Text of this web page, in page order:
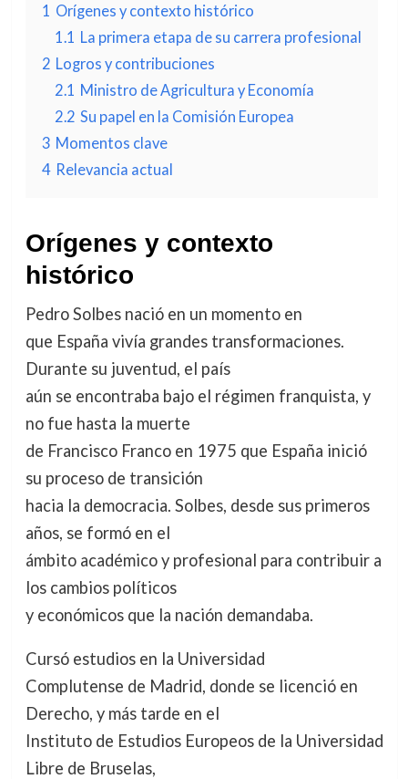
1 Orígenes y contexto histórico
1.1 La primera etapa de su carrera profesional
2 Logros y contribuciones
2.1 Ministro de Agricultura y Economía
2.2 Su papel en la Comisión Europea
3 Momentos clave
4 Relevancia actual
Orígenes y contexto
histórico
Pedro Solbes nació en un momento en
que España vivía grandes transformaciones.
Durante su juventud, el país
aún se encontraba bajo el régimen franquista, y
no fue hasta la muerte
de Francisco Franco en 1975 que España inició
su proceso de transición
hacia la democracia. Solbes, desde sus primeros
años, se formó en el
ámbito académico y profesional para contribuir a
los cambios políticos
y económicos que la nación demandaba.
Cursó estudios en la Universidad
Complutense de Madrid, donde se licenció en
Derecho, y más tarde en el
Instituto de Estudios Europeos de la Universidad
Libre de Bruselas,